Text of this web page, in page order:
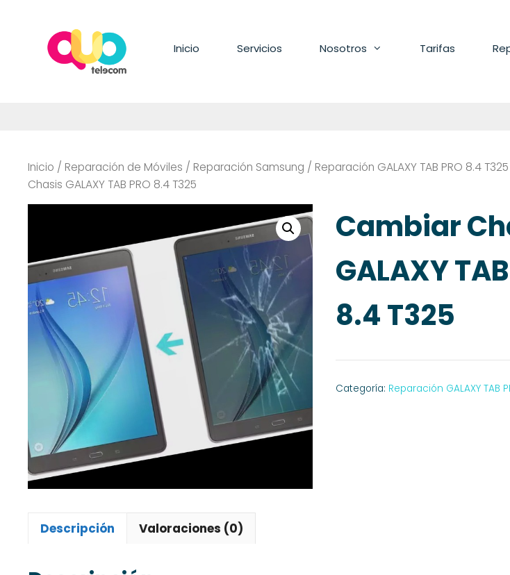
contenido
Inicio Servicios Nosotros Tarifas
Inicio / Reparación de Móviles / Reparación Samsung / Reparación GALAXY TAB PRO 8.4 T325
Chasis GALAXY TAB PRO 8.4 T325
Cambiar
GALAXY
8.4 T325
Categoría: Reparación GALAXY TAB
Descripción Valoraciones (0)